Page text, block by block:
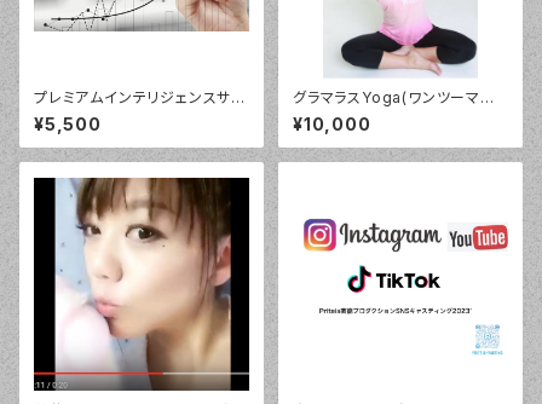
プレミアムインテリジェンスサロ
ン
¥5,500
グラマラスYoga(ワンツーマン）
ZOOMチケット
¥10,000